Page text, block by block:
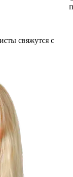
свяжутся с